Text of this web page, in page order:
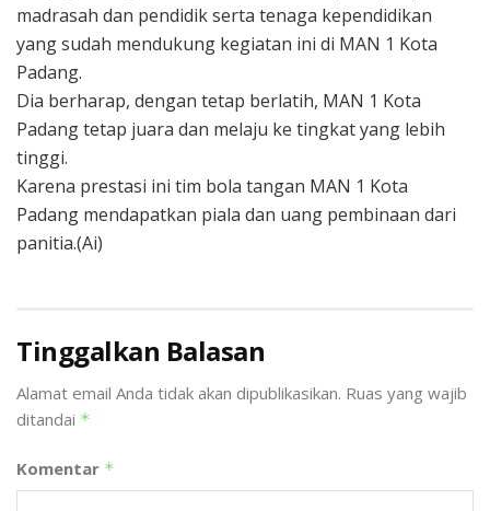
madrasah dan pendidik serta tenaga kependidikan
yang sudah mendukung kegiatan ini di MAN 1 Kota
Padang.
Dia berharap, dengan tetap berlatih, MAN 1 Kota
Padang tetap juara dan melaju ke tingkat yang lebih
tinggi.
Karena prestasi ini tim bola tangan MAN 1 Kota
Padang mendapatkan piala dan uang pembinaan dari
panitia.(Ai)
Tinggalkan Balasan
Alamat email Anda tidak akan dipublikasikan. Ruas yang wajib
ditandai *
Komentar *